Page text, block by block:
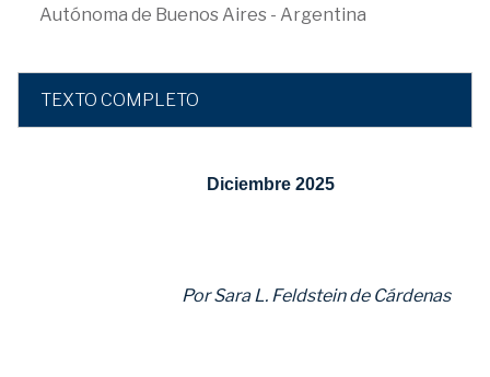
Autónoma de Buenos Aires - Argentina
TEXTO COMPLETO
Diciembre 2025
PorSara L. Feldstein de Cárdenas